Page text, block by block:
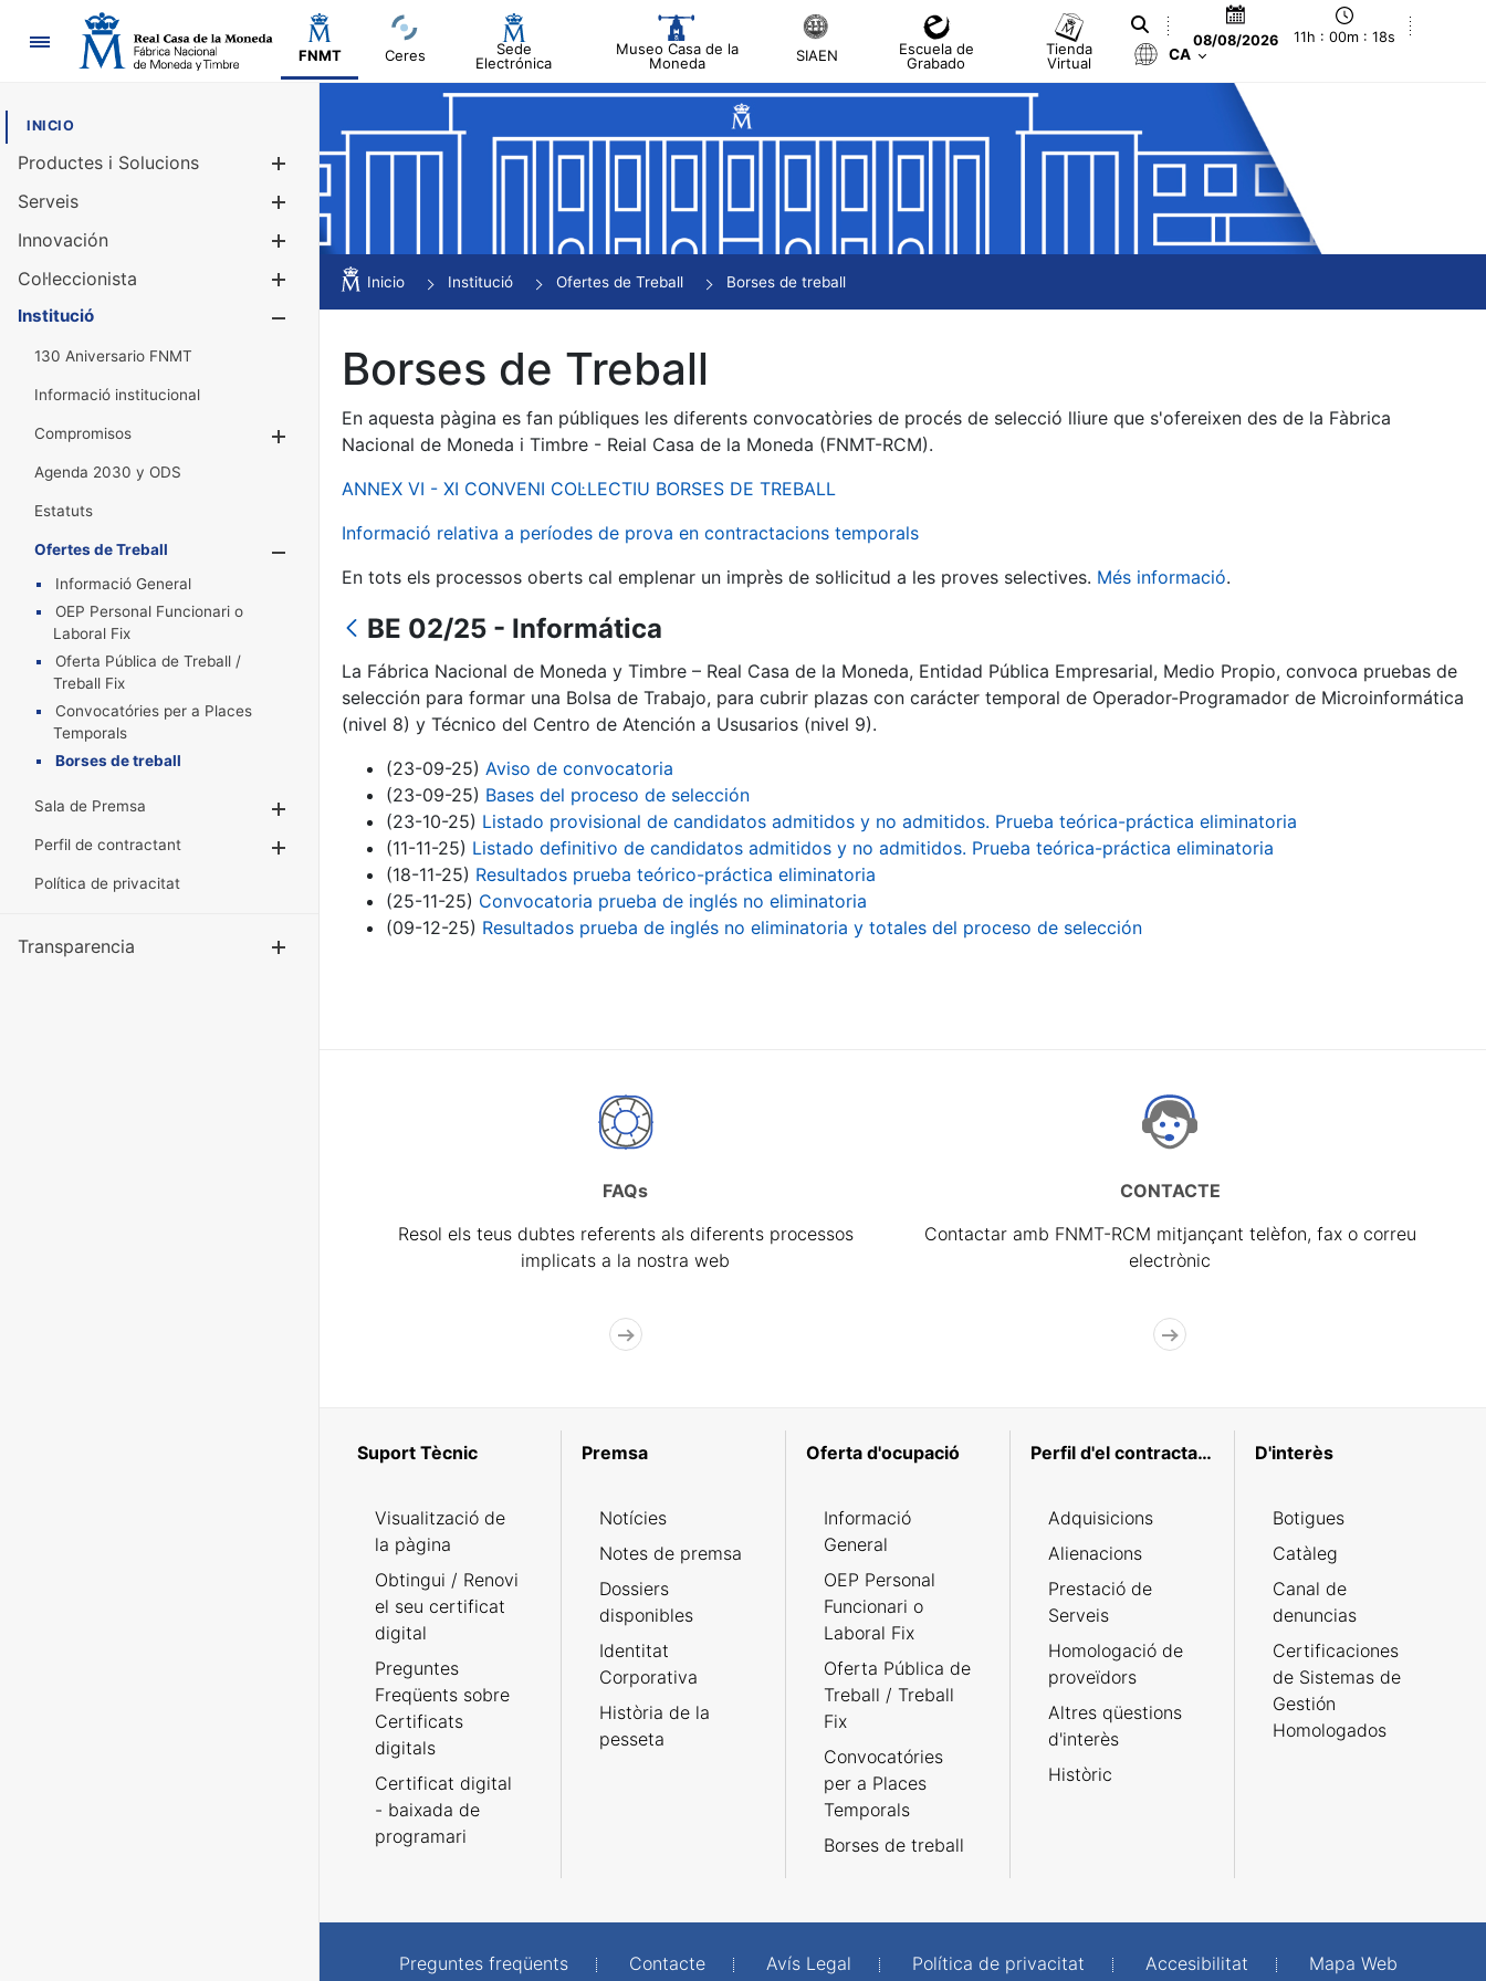
Navegació
FNMT Ceres
Sede
Electrónica
Museo Casa de la
Moneda
SIAEN
Escuela de
Grabado
Tienda
Virtual
08/08/2026 11h : 00m : 18s
CA
INICIO
Productes i Solucions
Mostra/Amaga
Serveis
Innovación
Col·leccionista
Mostra/Amaga
Institució
130 Aniversario FNMT
Informació institucional
Compromisos
Mostra/Amaga
Agenda 2030 y ODS
Estatuts
Ofertes de Treball
Informació General
OEP Personal Funcionari o
Laboral Fix
Oferta Pública de Treball /
Treball Fix
Convocatóries per a Places
Temporals
Borses de treball
Sala de Premsa
Mostra/Amaga
Perfil de contractant
Mostra/Amaga
Política de privacitat
Transparencia
Inicio Institució Ofertes de Treball Borses de treball
Borses de Treball
En aquesta pàgina es fan públiques les diferents convocatòries de procés de selecció lliure que s'ofereixen des de la Fàbrica
Nacional de Moneda i Timbre - Reial Casa de la Moneda (FNMT-RCM).
ANNEX VI - XI CONVENI COL·LECTIU BORSES DE TREBALL
Informació relativa a períodes de prova en contractacions temporals
En tots els processos oberts cal emplenar un imprès de sol·licitud a les proves selectives. Més informació.
BE 02/25 - Informática
La Fábrica Nacional de Moneda y Timbre – Real Casa de la Moneda, Entidad Pública Empresarial, Medio Propio, convoca pruebas de
selección para formar una Bolsa de Trabajo, para cubrir plazas con carácter temporal de Operador-Programador de Microinformática
(nivel 8) y Técnico del Centro de Atención a Ususarios (nivel 9).
(23-09-25) Aviso de convocatoria
(23-09-25) Bases del proceso de selección
(23-10-25) Listado provisional de candidatos admitidos y no admitidos. Prueba teórica-práctica eliminatoria
(11-11-25) Listado definitivo de candidatos admitidos y no admitidos. Prueba teórica-práctica eliminatoria
(18-11-25) Resultados prueba teórico-práctica eliminatoria
(25-11-25) Convocatoria prueba de inglés no eliminatoria
(09-12-25) Resultados prueba de inglés no eliminatoria y totales del proceso de selección
FAQs
Resol els teus dubtes referents als diferents processos
implicats a la nostra web
CONTACTE
Contactar amb FNMT-RCM mitjançant telèfon, fax o correu
electrònic
Suport Tècnic
Visualització de
la pàgina
Obtingui / Renovi
el seu certificat
digital
Preguntes
Freqüents sobre
Certificats
digitals
Certificat digital
- baixada de
programari
Premsa
Notícies
Notes de premsa
Dossiers
disponibles
Identitat
Corporativa
Història de la
pesseta
Oferta d'ocupació
Informació
General
OEP Personal
Funcionari o
Laboral Fix
Oferta Pública de
Treball / Treball
Fix
Convocatóries
per a Places
Temporals
Borses de treball
Perfil d'el contractant
Adquisicions
Alienacions
Prestació de
Serveis
Homologació de
proveïdors
Altres qüestions
d'interès
Històric
D'interès
Botigues
Catàleg
Canal de
denuncias
Certificaciones
de Sistemas de
Gestión
Homologados
Preguntes freqüents Contacte Avís Legal Política de privacitat Accesibilitat Mapa Web